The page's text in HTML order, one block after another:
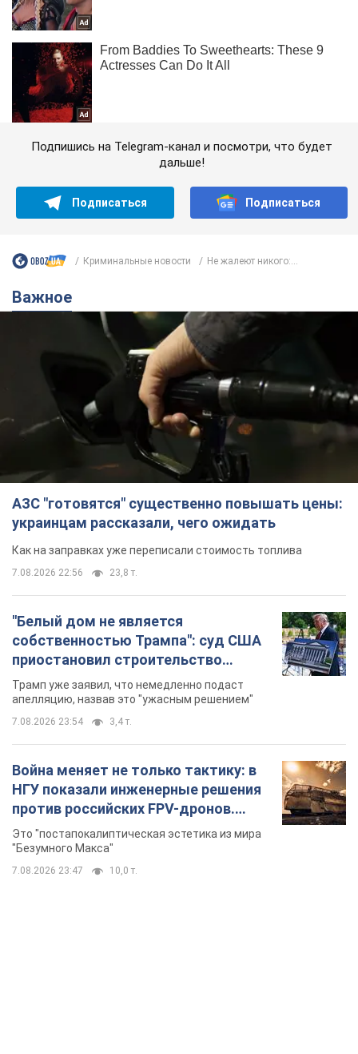
Подпишись на Telegram-канал и посмотри, что будет
дальше!
Подписаться Подписаться
Криминальные новости Не жалеют никого:...
Важное
АЗС "готовятся" существенно повышать цены:
украинцам рассказали, чего ожидать
Как на заправках уже переписали стоимость топлива
7.08.2026 22:56 23,8 т.
"Белый дом не является
собственностью Трампа": суд США
приостановил строительство
бального зала стоимостью 400 млн
долларов
Трамп уже заявил, что немедленно подаст
апелляцию, назвав это "ужасным решением"
7.08.2026 23:54 3,4 т.
Война меняет не только тактику: в
НГУ показали инженерные решения
против российских FPV-дронов.
Фото
Это "постапокалиптическая эстетика из мира
"Безумного Макса"
7.08.2026 23:47 10,0 т.